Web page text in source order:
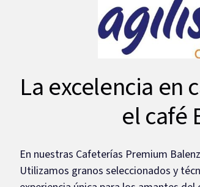
La excelencia en
el café
En nuestras Cafeterías Premium
Utilizamos granos seleccionados y